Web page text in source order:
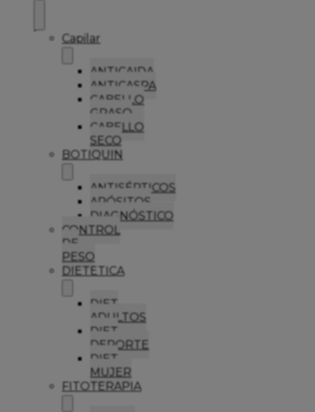
Capilar
ANTICAIDA
ANTICASPA
CABELLO
GRASO
CABELLO
SECO
BOTIQUIN
ANTISÉPTICOS
APÓSITOS
DIAGNÓSTICO
CONTROL
DE
PESO
DIETETICA
DIET
ADULTOS
DIET
DEPORTE
DIET
MUJER
FITOTERAPIA